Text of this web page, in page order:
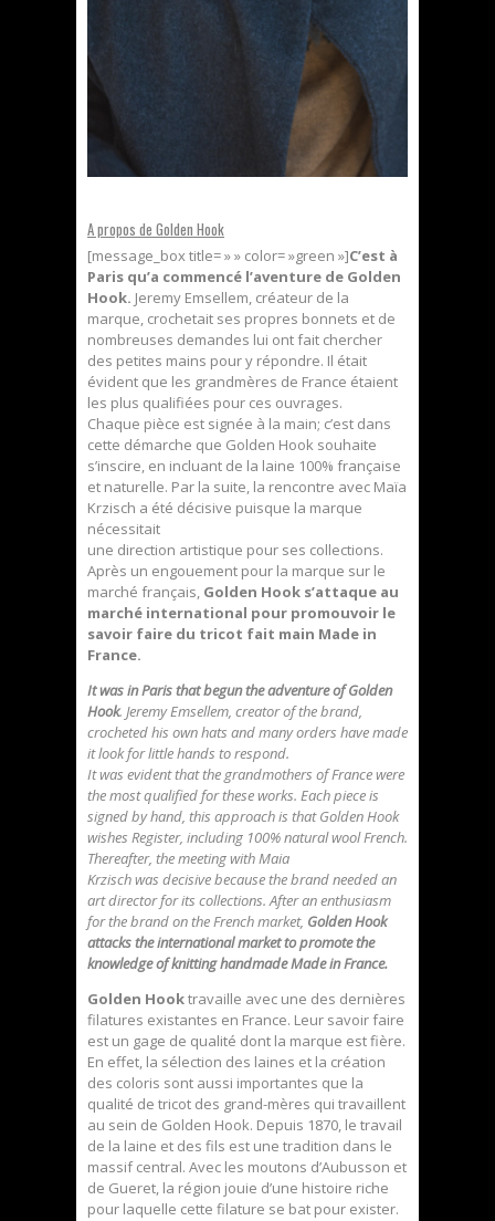
A propos de Golden Hook
[message_box title= » » color= »green »]C’est à
Paris qu’a commencé l’aventure de Golden
Hook. Jeremy Emsellem, créateur de la
marque, crochetait ses propres bonnets et de
nombreuses demandes lui ont fait chercher
des petites mains pour y répondre. Il était
évident que les grandmères de France étaient
les plus qualifiées pour ces ouvrages.
Chaque pièce est signée à la main; c’est dans
cette démarche que Golden Hook souhaite
s’inscire, en incluant de la laine 100% française
et naturelle. Par la suite, la rencontre avec Maïa
Krzisch a été décisive puisque la marque
nécessitait
une direction artistique pour ses collections.
Après un engouement pour la marque sur le
marché français, Golden Hook s’attaque au
marché international pour promouvoir le
savoir faire du tricot fait main Made in
France.
It was in Paris that begun the adventure of Golden
Hook. Jeremy Emsellem, creator of the brand,
crocheted his own hats and many orders have made
it look for little hands to respond.
It was evident that the grandmothers of France were
the most qualified for these works. Each piece is
signed by hand, this approach is that Golden Hook
wishes Register, including 100% natural wool French.
Thereafter, the meeting with Maia
Krzisch was decisive because the brand needed an
art director for its collections. After an enthusiasm
for the brand on the French market, Golden Hook
attacks the international market to promote the
knowledge of knitting handmade Made in France.
Golden Hooktravaille avec une des dernières
filatures existantes en France. Leur savoir faire
est un gage de qualité dont la marque est fière.
En effet, la sélection des laines et la création
des coloris sont aussi importantes que la
qualité de tricot des grand-mères qui travaillent
au sein de Golden Hook. Depuis 1870, le travail
de la laine et des fils est une tradition dans le
massif central. Avec les moutons d’Aubusson et
de Gueret, la région jouie d’une histoire riche
pour laquelle cette filature se bat pour exister.